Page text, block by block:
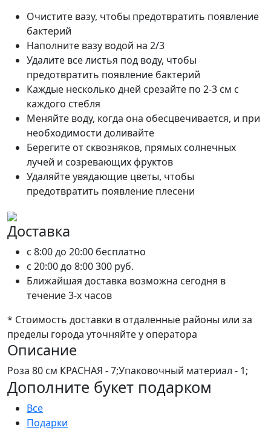
Очистите вазу, чтобы предотвратить появление
бактерий
Наполните вазу водой на 2/3
Удалите все листья под воду, чтобы
предотвратить появление бактерий
Каждые несколько дней срезайте по 2-3 см с
каждого стебля
Меняйте воду, когда она обесцвечивается, и при
необходимости доливайте
Берегите от сквозняков, прямых солнечных
лучей и созревающих фруктов
Удаляйте увядающие цветы, чтобы
предотвратить появление плесени
Доставка
c 8:00 до 20:00 бесплатно
c 20:00 до 8:00300 руб.
Ближайшая доставка возможна сегодня в
течение 3-х часов
* Стоимость доставки в отдаленные районы или за
пределы города уточняйте у оператора
Описание
Роза 80 см КРАСНАЯ - 7;Упаковочный материал - 1;
Дополните букет подарком
Все
Подарки